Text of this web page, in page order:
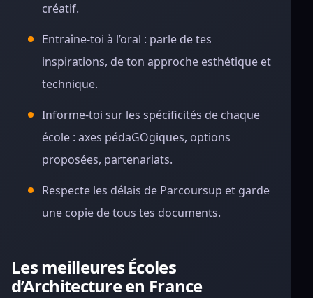
créatif.
Entraîne-toi à l’oral : parle de tes
inspirations, de ton approche esthétique et
technique.
Informe-toi sur les spécificités de chaque
école : axes pédaGOgiques, options
proposées, partenariats.
Respecte les délais de Parcoursup et garde
une copie de tous tes documents.
Les meilleures Écoles
d’Architecture en France